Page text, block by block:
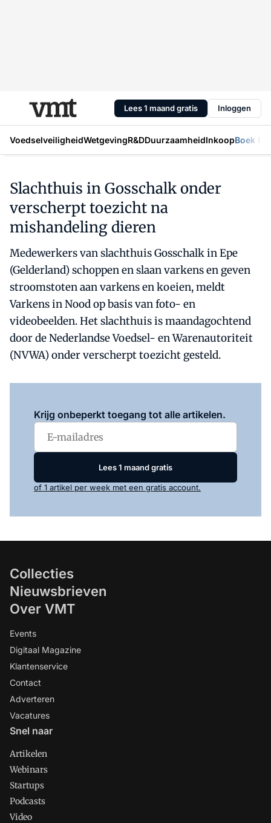
Lees 1 maand gratis Inloggen
VoedselveiligheidWetgevingR&DDuurzaamheidInkoopBoek
Slachthuis in Gosschalk onder
verscherpt toezicht na
mishandeling dieren
Medewerkers van slachthuis Gosschalk in Epe
(Gelderland) schoppen en slaan varkens en geven
stroomstoten aan varkens en koeien, meldt
Varkens in Nood op basis van foto- en
videobeelden. Het slachthuis is maandagochtend
door de Nederlandse Voedsel- en Warenautoriteit
(NVWA) onder verscherpt toezicht gesteld.
Krijg onbeperkt toegang tot alle artikelen.
Lees 1 maand gratis
of 1 artikel per week met een gratis account.
Collecties
Nieuwsbrieven
Over VMT
Events
Digitaal Magazine
Klantenservice
Contact
Adverteren
Vacatures
Snel naar
Artikelen
Webinars
Startups
Podcasts
Video